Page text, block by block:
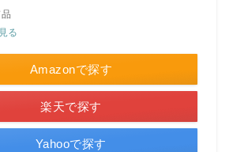
る
Amazonで探す
楽天で探す
Yahooで探す